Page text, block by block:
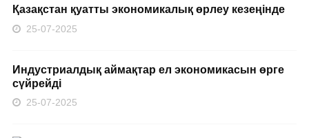
Қазақстан қуатты экономикалық өрлеу кезеңінде
25-07-2025
Индустриалдық аймақтар ел экономикасын өрге
сүйрейді
25-07-2025